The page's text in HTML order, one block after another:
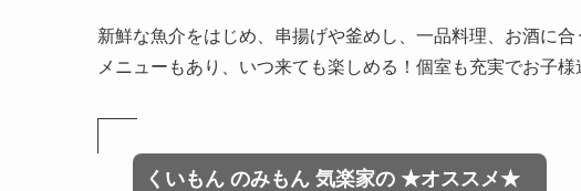
新鮮な魚介をはじめ、串揚げや釜めし、一品料理、お酒に
メニューもあり、いつ来ても楽しめる！個室も充実でお子
くいもん のみもん 気楽家の ★オススメ★